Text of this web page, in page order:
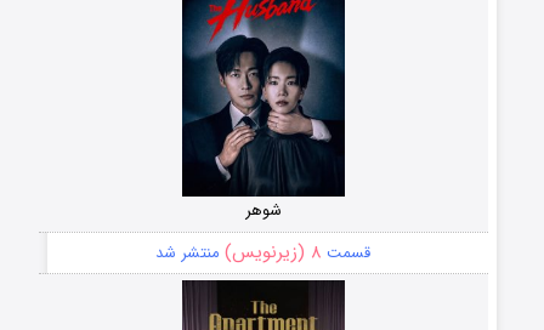
شوهر
قسمت ۸ (زیرنویس) منتشر شد